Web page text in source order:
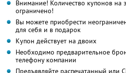
Внимание! Количество купонов на
ограничено!
Вы можете приобрести
для себя и в подарок
Купон действует на двоих
Необходимо предварительное
телефону компании
Предъявляйте распечатанный или